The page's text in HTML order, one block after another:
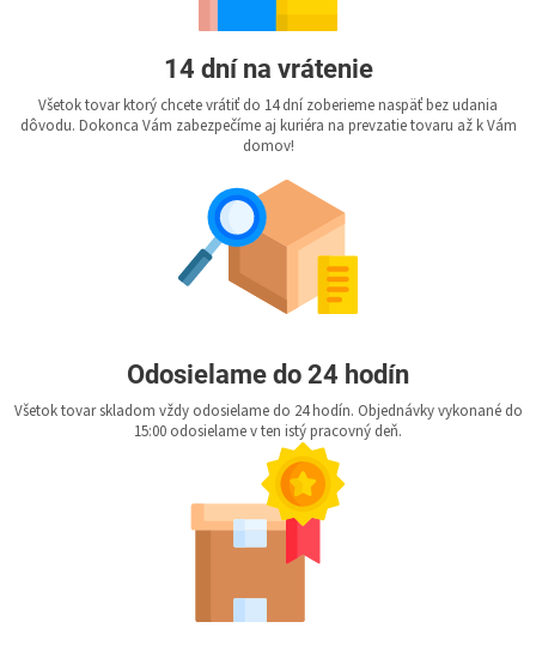
14 dní na vrátenie
Všetok tovar ktorý chcete vrátiť do 14 dní zoberieme naspäť bez udania
dôvodu. Dokonca Vám zabezpečíme aj kuriéra na prevzatie tovaru až k Vám
domov!
Odosielame do 24 hodín
Všetok tovar skladom vždy odosielame do 24 hodín. Objednávky vykonané do
15:00 odosielame v ten istý pracovný deň.